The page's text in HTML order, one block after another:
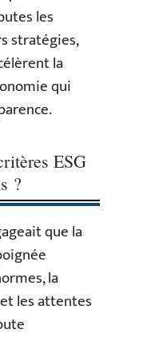
les
stratégies,
la
qui
ESG
?
que la
la
les attentes